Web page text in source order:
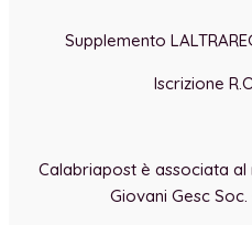
Supplemento
Iscrizione
Calabriapost è associata
Giovani Gesc